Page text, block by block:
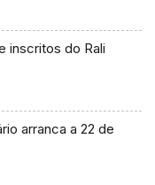
inscritos do Rali
arranca a 22 de